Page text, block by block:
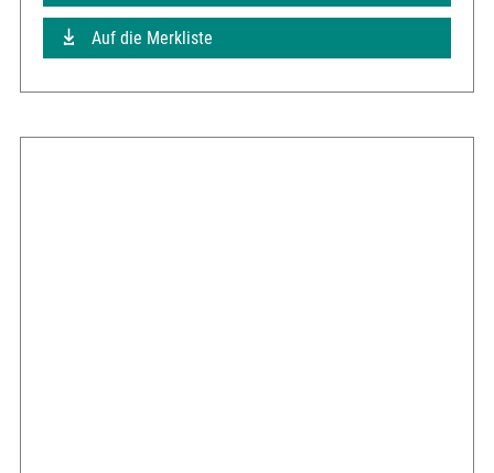
Auf die Merkliste